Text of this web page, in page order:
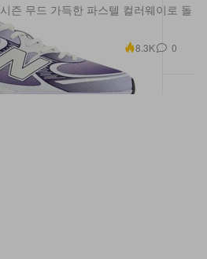
즌 무드 가득한 파스텔 컬러웨이로 돌
8.3K 0